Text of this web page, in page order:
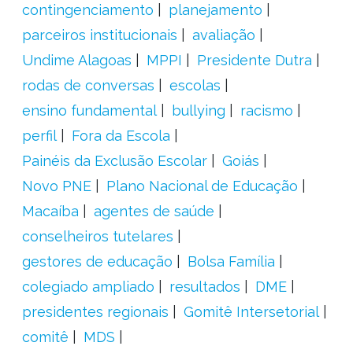
contingenciamento
planejamento
parceiros institucionais
avaliação
Undime Alagoas
MPPI
Presidente Dutra
rodas de conversas
escolas
ensino fundamental
bullying
racismo
perfil
Fora da Escola
Painéis da Exclusão Escolar
Goiás
Novo PNE
Plano Nacional de Educação
Macaíba
agentes de saúde
conselheiros tutelares
gestores de educação
Bolsa Família
colegiado ampliado
resultados
DME
presidentes regionais
Gomitê Intersetorial
comitê
MDS